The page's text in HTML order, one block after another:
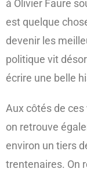
à Olivier Faure
est quelque
devenir les
politique vit
écrire une belle
Aux côtés de
on retrouve
environ un tiers
trentenaires. On